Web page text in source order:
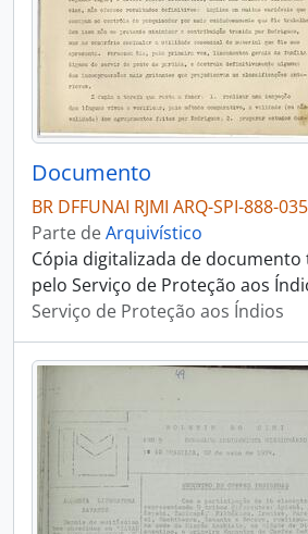
Documento
BR DFFUNAI RJMI ARQ-SPI-888-
Parte deArquivístico
Cópia digitalizada de
pelo Serviço de Proteção aos
Serviço de Proteção aos Índios